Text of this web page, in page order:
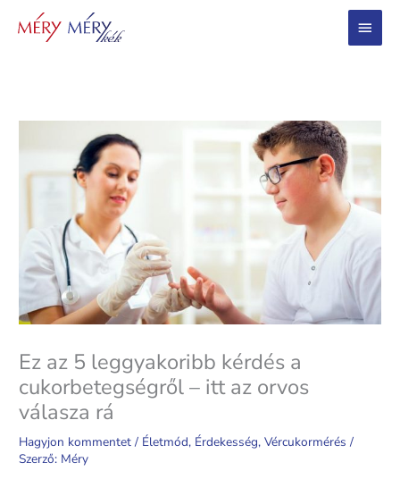
Main
Menu
Ez az 5 leggyakoribb kérdés a
cukorbetegségről – itt az orvos
válasza rá
Hagyjon kommentet / Életmód, Érdekesség,Vércukormérés /
Szerző: Méry